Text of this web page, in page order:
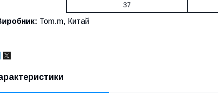
37
Tom.m, Китай